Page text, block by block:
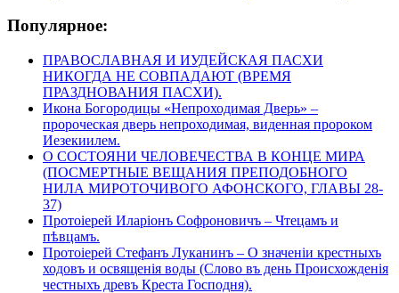
Популярное:
ПРАВОСЛАВНАЯ И ИУДЕЙСКАЯ ПАСХИ
НИКОГДА НЕ СОВПАДАЮТ (ВРЕМЯ
ПРАЗДНОВАНИЯ ПАСХИ).
Икона Богородицы «Непроходимая Дверь» –
пророческая дверь непроходимая, виденная пророком
Иезекиилем.
О СОСТОЯНИ ЧЕЛОВЕЧЕСТВА В КОНЦЕ МИРА
(ПОСМЕРТНЫЕ ВЕЩАНИЯ ПРЕПОДОБНОГО
НИЛА МИРОТОЧИВОГО АФОНСКОГО, ГЛАВЫ 28-
37)
Протоіерей Иларіонъ Софроновичъ – Чтецамъ и
пѣвцамъ.
Протоіерей Стефанъ Луканинъ – О значеніи крестныхъ
ходовъ и освященія воды (Слово въ день Происхожденія
честныхъ древъ Креста Господня).